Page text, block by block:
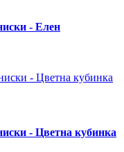
- Елен
- Цветна кубинка